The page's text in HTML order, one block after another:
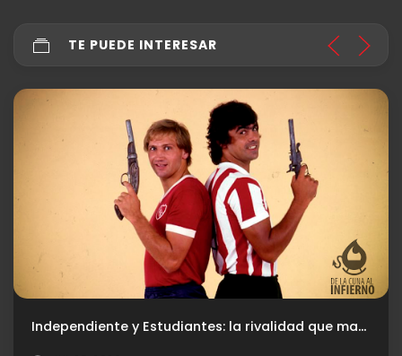
TE PUEDE INTERESAR
Independiente y Estudiantes: la rivalidad que marcó una época